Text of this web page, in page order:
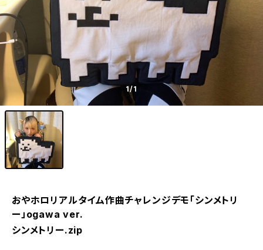
1/1
おやホロリアルタイム作曲チャレンジデモ「シンメトリ
ー」ogawa ver.
シンメトリー.zip